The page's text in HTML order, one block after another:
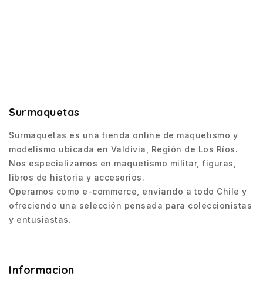
Surmaquetas
Surmaquetas es una tienda online de maquetismo y
modelismo ubicada en Valdivia, Región de Los Ríos.
Nos especializamos en maquetismo militar, figuras,
libros de historia y accesorios.
Operamos como e-commerce, enviando a todo Chile y
ofreciendo una selección pensada para coleccionistas
y entusiastas.
Informacion